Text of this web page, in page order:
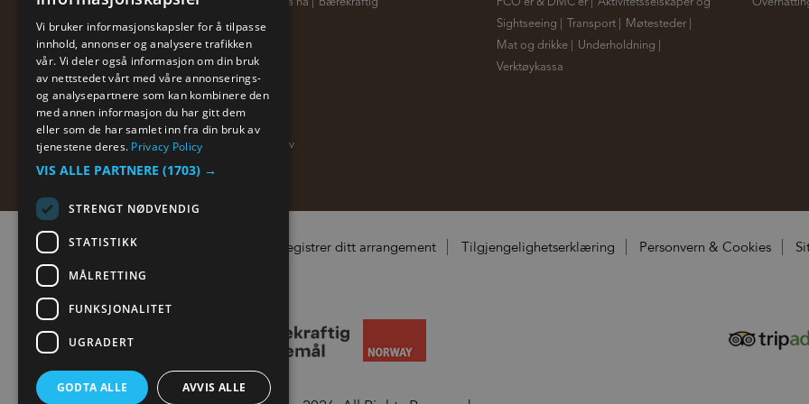
Sightseeing
Transport Møtesteder
Mat og drikke
Underholdning
Verktøykassa
Om oss
Meld deg på nyhetsbrev
Registrer ditt arrangement Tilgjengelighetserklæring Personvern & Cookies
NORWEGIAN
GERMAN
Vi bruker informasjonskapsler for å tilpasse
innhold, annonser og analysere trafikken
vår. Vi deler også informasjon om din bruk
av nettstedet vårt med våre annonserings-
og analysepartnere som kan kombinere den
med annen informasjon du har gitt dem
eller som de har samlet inn fra din bruk av
tjenestene deres. Privacy Policy
VIS ALLE PARTNERE (1703) →
STRENGT NØDVENDIG
STATISTIKK
MÅLRETTING
FUNKSJONALITET
UGRADERT
GODTA ALLE AVVIS ALLE